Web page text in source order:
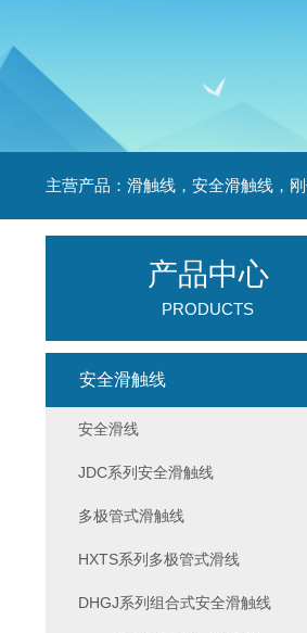
产品中心
PRODUCTS
安全滑触线
安全滑线
JDC系列安全滑触线
多极管式滑触线
HXTS系列多极管式滑线
DHGJ系列组合式安全滑触线